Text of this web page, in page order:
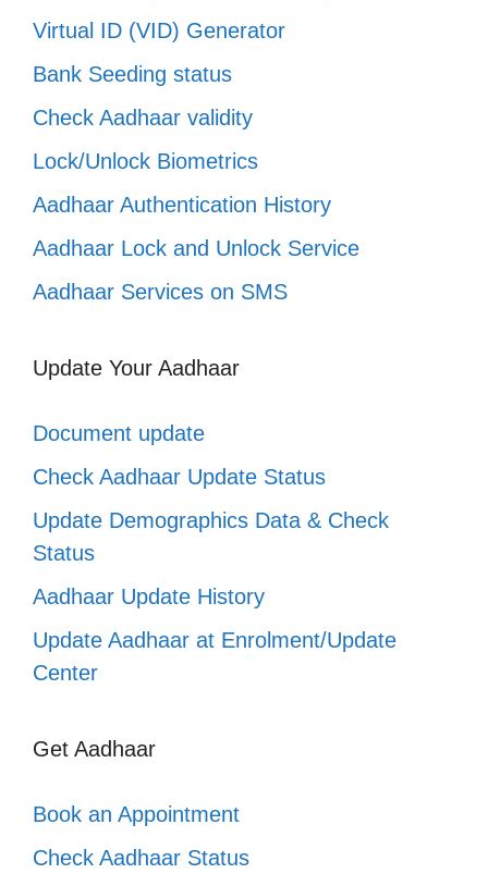
Virtual ID (VID) Generator
Bank Seeding status
Check Aadhaar validity
Lock/Unlock Biometrics
Aadhaar Authentication History
Aadhaar Lock and Unlock Service
Aadhaar Services on SMS
Update Your Aadhaar
Document update
Check Aadhaar Update Status
Update Demographics Data & Check
Status
Aadhaar Update History
Update Aadhaar at Enrolment/Update
Center
Get Aadhaar
Book an Appointment
Check Aadhaar Status